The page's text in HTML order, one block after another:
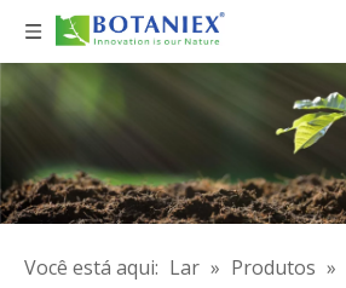
Você está aqui: Lar » Produtos »